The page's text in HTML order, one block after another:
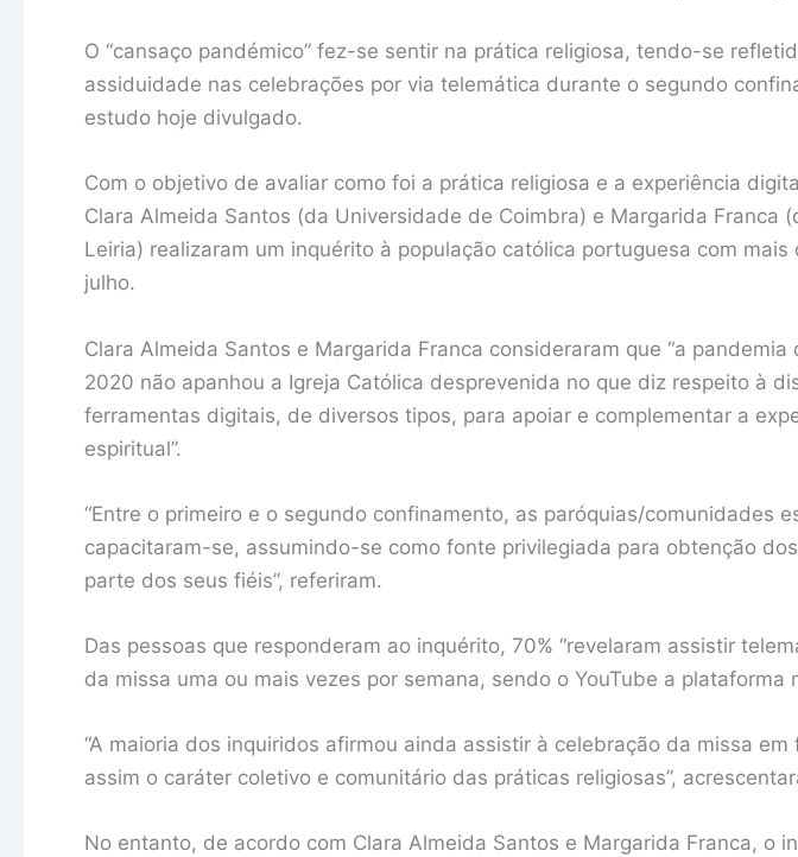
O “cansaço pandémico” fez-se sentir na prática religiosa, tendo-se
assiduidade nas celebrações por via telemática durante o segundo
estudo hoje divulgado.
Com o objetivo de avaliar como foi a prática religiosa e a experiência
Clara Almeida Santos (da Universidade de Coimbra) e Margarida Franca
Leiria) realizaram um inquérito à população católica portuguesa com mais
julho.
Clara Almeida Santos e Margarida Franca consideraram que “a
2020 não apanhou a Igreja Católica desprevenida no que diz respeito à
ferramentas digitais, de diversos tipos, para apoiar e complementar a
espiritual”.
“Entre o primeiro e o segundo confinamento, as paróquias/comunidades
capacitaram-se, assumindo-se como fonte privilegiada para obtenção
parte dos seus fiéis”, referiram.
Das pessoas que responderam ao inquérito, 70% “revelaram assistir
da missa uma ou mais vezes por semana, sendo o YouTube a plataforma
“A maioria dos inquiridos afirmou ainda assistir à celebração da missa
assim o caráter coletivo e comunitário das práticas religiosas”,
No entanto, de acordo com Clara Almeida Santos e Margarida Franca, o